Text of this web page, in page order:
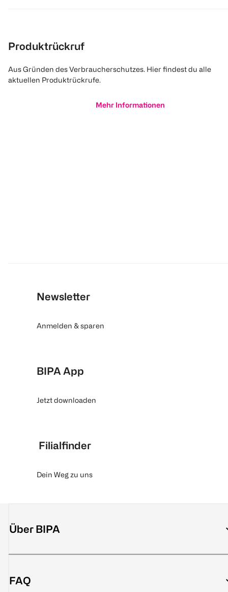
Produktrückruf
Aus Gründen des Verbraucherschutzes. Hier findest du alle
aktuellen Produktrückrufe.
Mehr Informationen
Newsletter
Anmelden & sparen
BIPA App
Jetzt downloaden
Filialfinder
Dein Weg zu uns
Über BIPA
FAQ